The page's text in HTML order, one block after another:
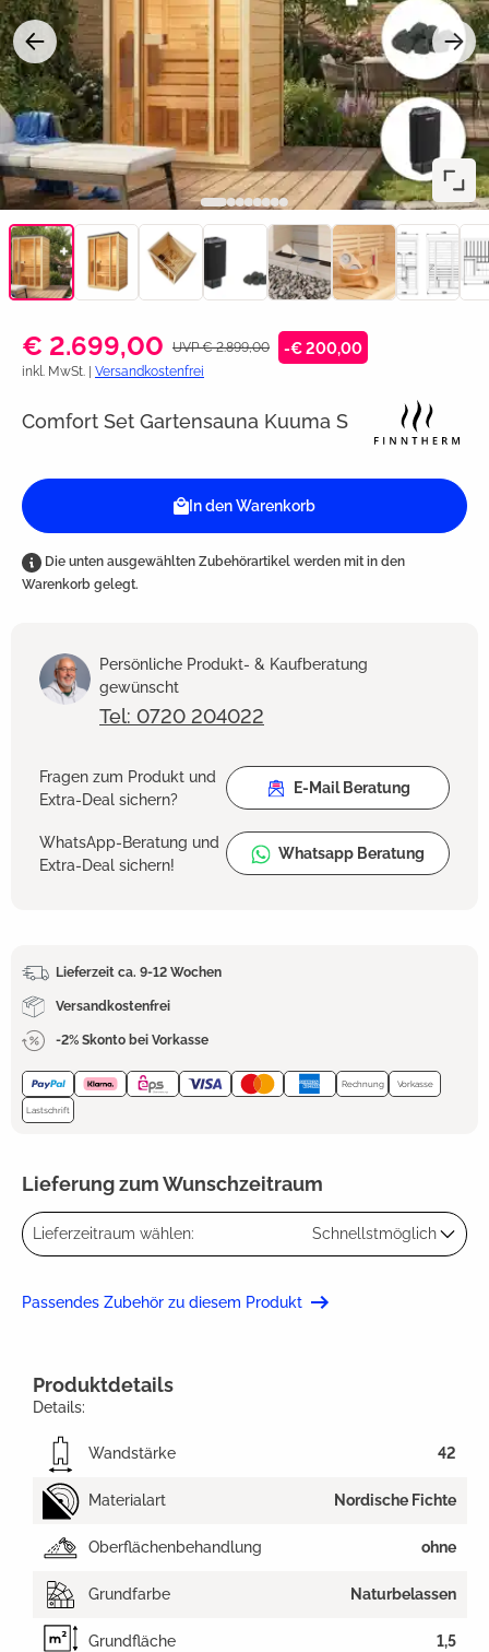
€ 2.699,00 UVP € 2.899,00 -€ 200,00
inkl. MwSt. | Versandkostenfrei
Comfort Set Gartensauna Kuuma S
In den Warenkorb
Die unten ausgewählten Zubehörartikel werden mit in den
Warenkorb gelegt.
Persönliche Produkt- & Kaufberatung
gewünscht
Tel: 0720 204022
Fragen zum Produkt und
Extra-Deal sichern?
E-Mail Beratung
WhatsApp-Beratung und
Extra-Deal sichern!
Whatsapp Beratung
Lieferzeit ca. 9-12 Wochen
Versandkostenfrei
-2% Skonto bei Vorkasse
Rechnung Vorkasse
Lastschrift
Lieferung zum Wunschzeitraum
Lieferzeitraum wählen: Schnellstmöglich
Passendes Zubehör zu diesem Produkt
Produktdetails
Details:
Wandstärke 42
Materialart Nordische Fichte
Oberflächenbehandlung ohne
Grundfarbe Naturbelassen
Grundfläche 1,5